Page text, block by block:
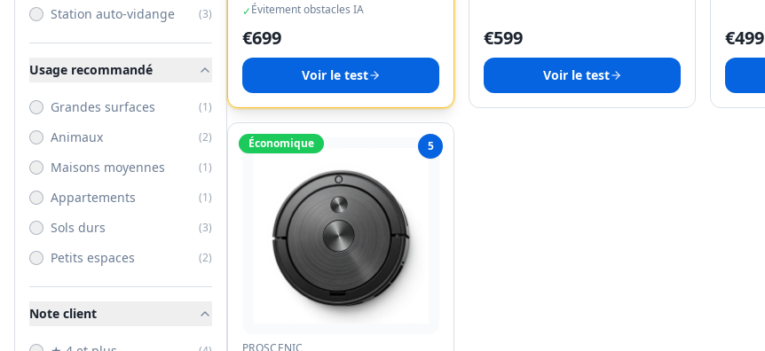
Station auto-vidange (3)
Usage recommandé
Grandes surfaces (1)
Animaux (2)
Maisons moyennes (1)
Appartements (1)
Sols durs (3)
Petits espaces (2)
Note client
✓Évitement obstacles IA
€699
Voir le test
€599
Voir le test
€499
Économique 5
PROSCENIC